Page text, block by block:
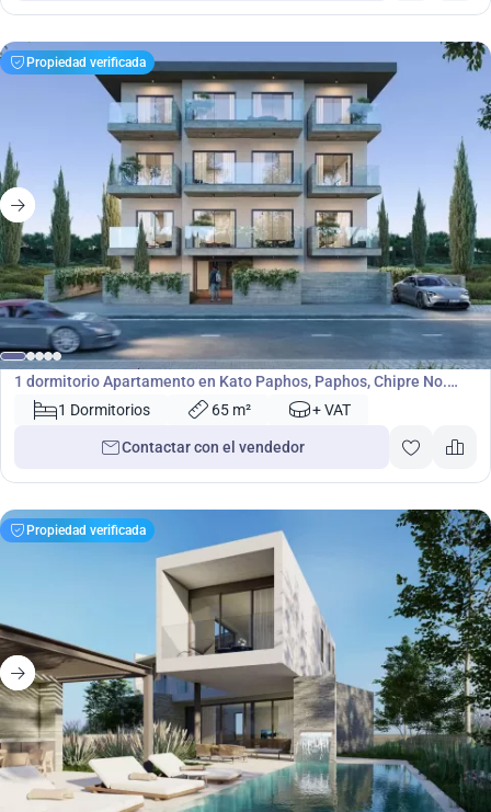
Propiedad verificada
€179 000
Apartamento
1 dormitorio Apartamento en Kato Paphos, Paphos, Chipre No.
4930 1 Dormitorios 65 m² + VAT
Contactar con el vendedor
Propiedad verificada
€410 000